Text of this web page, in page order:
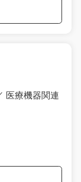
医療機器関連